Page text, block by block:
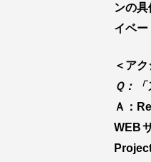
ンの
イベー
＜ア
Ｑ：
Ａ：
WEB